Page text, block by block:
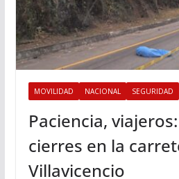
MOVILIDAD NACIONAL SEGURIDAD
Paciencia,
cierres en la
Villavicencio